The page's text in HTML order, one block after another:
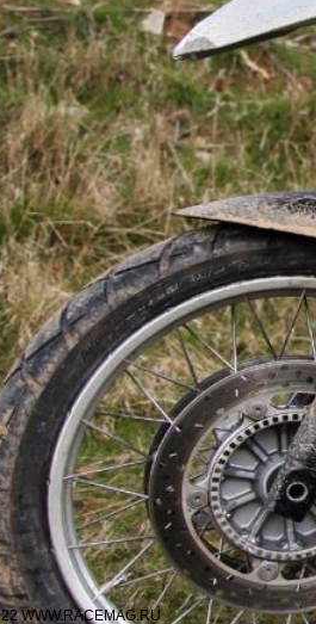
22 WWW.RACEMAG.RU